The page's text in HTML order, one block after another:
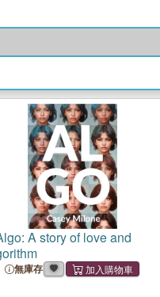
A story of love and
無庫存